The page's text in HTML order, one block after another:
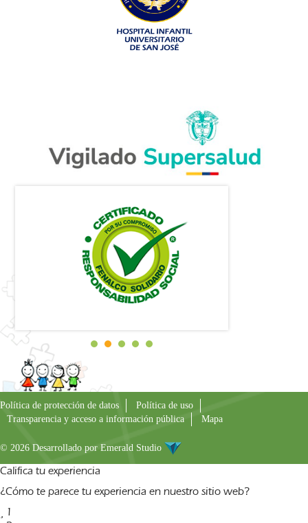
Política de protección de datos
Política de uso
Transparencia y acceso a información pública
Mapa
© 2026 Desarrollado por Emerald Studio
Califica tu experiencia
¿Cómo te parece tu experiencia en nuestro sitio web?
1